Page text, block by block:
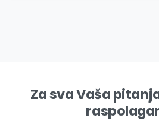
Za sva Vaša